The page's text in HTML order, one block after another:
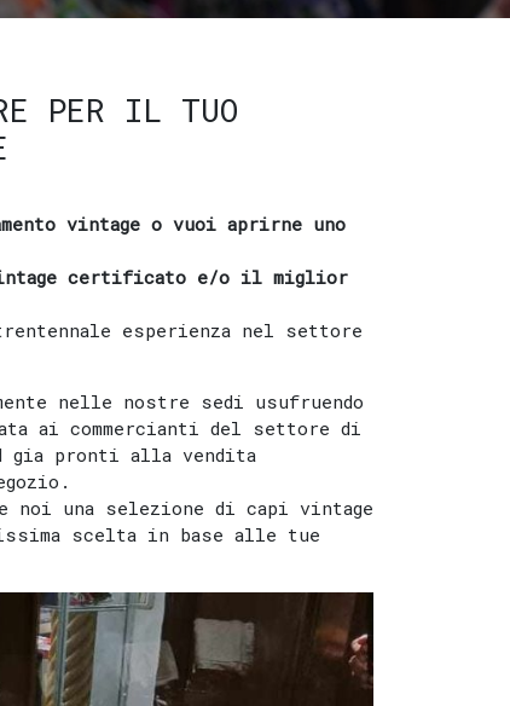
PER IL TUO
vintage o vuoi aprirne uno
certificato e/o il miglior
esperienza nel settore
nelle nostre sedi usufruendo
ai commercianti del settore di
gia pronti alla vendita
noi una selezione di capi vintage
scelta in base alle tue